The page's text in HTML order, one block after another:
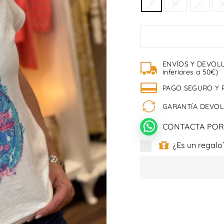
S M L
ENVÍOS Y
inferiores a 50€)
PAGO SEGURO Y
GARANTÍA
CONTACTA
¿Es un